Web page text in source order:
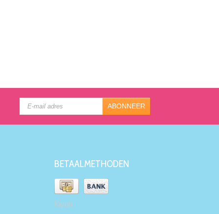
ABONNEER
BETAALMETHODEN
Kiyoh